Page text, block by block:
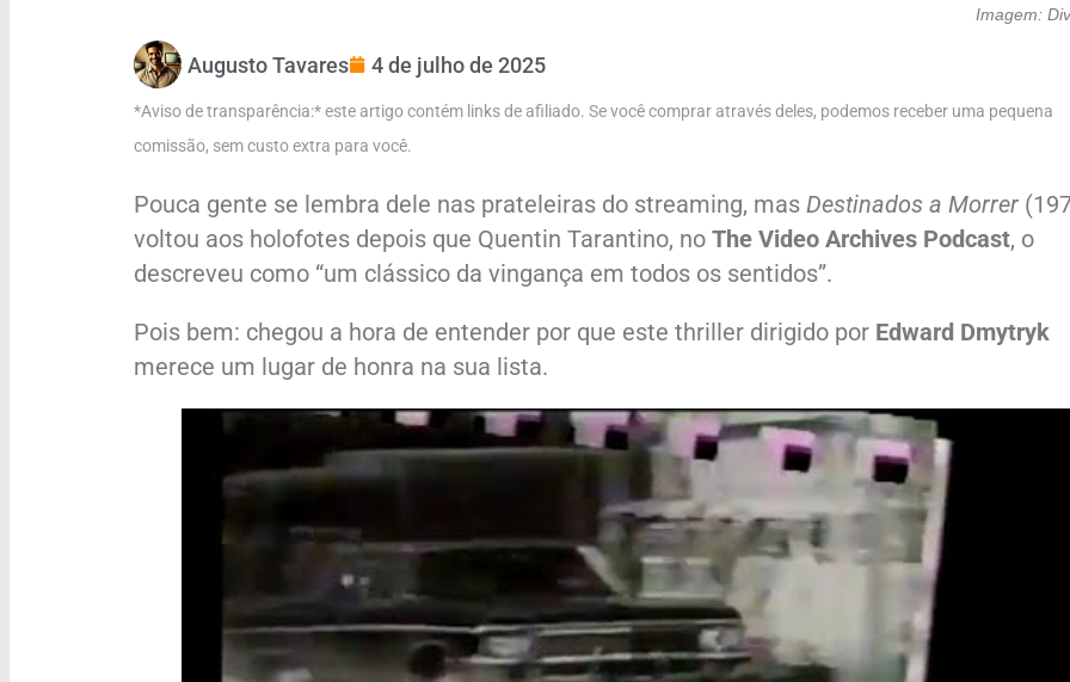
Imagem:
Augusto Tavares 4 de julho de 2025
*Aviso de transparência:* este artigo contém links de afiliado. Se você comprar através deles, podemos receber uma pequena
comissão, sem custo extra para você.
Pouca gente se lembra dele nas prateleiras do streaming, mas Destinados a Morrer
voltou aos holofotes depois que Quentin Tarantino, no The Video Archives Podcast, o
descreveu como “um clássico da vingança em todos os sentidos”.
Pois bem: chegou a hora de entender por que este thriller dirigido por Edward Dmytryk
merece um lugar de honra na sua lista.